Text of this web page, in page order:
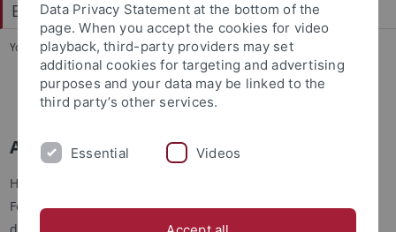
Ethnologie
You are here: Startseite ... Abgeschlossene Forschung
Lehrstuhl Prof. Dr. Gabriele Alex
Abgeschlossene Forschung
Hier finden Sie eine Übersicht der abgeschlossenen
Forschungen, die über die Abteilung für Ethnologie
Data Privacy Statement at the bottom of the
page. When you accept the cookies for video
playback, third-party providers may set
additional cookies for targeting and advertising
purposes and your data may be linked to the
third party’s other services.
Essential Videos